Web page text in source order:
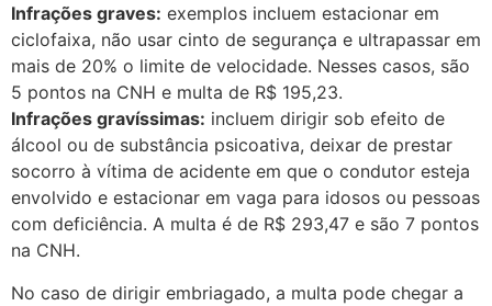
Infrações graves: exemplos incluem estacionar em
ciclofaixa, não usar cinto de segurança e ultrapassar em
mais de 20% o limite de velocidade. Nesses casos, são
5 pontos na CNH e multa de R$ 195,23.
Infrações gravíssimas: incluem dirigir sob efeito de
álcool ou de substância psicoativa, deixar de prestar
socorro à vítima de acidente em que o condutor esteja
envolvido e estacionar em vaga para idosos ou pessoas
com deficiência. A multa é de R$ 293,47 e são 7 pontos
na CNH.
No caso de dirigir embriagado, a multa pode chegar a